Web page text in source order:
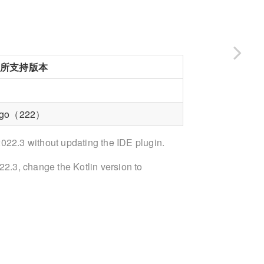
所支持版本
（222）
without updating the IDE plugin.
change the Kotlin version to